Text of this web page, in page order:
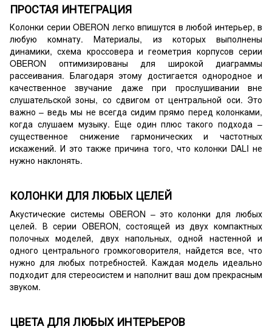
ПРОСТАЯ ИНТЕГРАЦИЯ
Колонки серии OBERON легко впишутся в любой интерьер, в
любую комнату. Материалы, из которых выполнены
динамики, схема кроссовера и геометрия корпусов серии
OBERON оптимизированы для широкой диаграммы
рассеивания. Благодаря этому достигается однородное и
качественное звучание даже при прослушивании вне
слушательской зоны, со сдвигом от центральной оси. Это
важно – ведь мы не всегда сидим прямо перед колонками,
когда слушаем музыку. Еще один плюс такого подхода –
существенное снижение гармонических и частотных
искажений. И это также причина того, что колонки DALI не
нужно наклонять.
КОЛОНКИ ДЛЯ ЛЮБЫХ ЦЕЛЕЙ
Акустические системы OBERON – это колонки для любых
целей. В серии OBERON, состоящей из двух компактных
полочных моделей, двух напольных, одной настенной и
одного центрального громкоговорителя, найдется все, что
нужно для любых потребностей. Каждая модель идеально
подходит для стереосистем и наполнит ваш дом прекрасным
звуком.
ЦВЕТА ДЛЯ ЛЮБЫХ ИНТЕРЬЕРОВ